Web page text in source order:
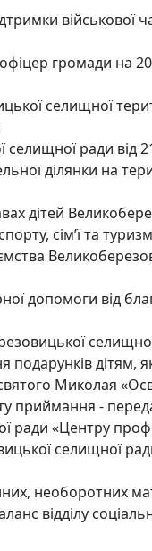
військової
громади на
селищної
ради від
ділянки на
дітей
сім’ї та
допомоги від
дітям,
Миколая
приймання -
«Центру
селищної
необоротних
відділу